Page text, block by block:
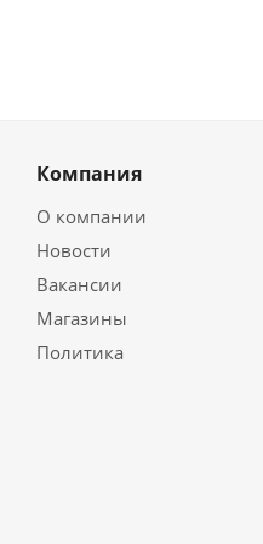
Компания
О компании
Новости
Вакансии
Магазины
Политика